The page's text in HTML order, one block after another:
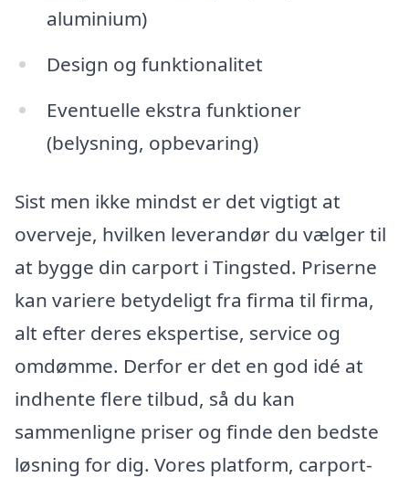
aluminium)
Design og funktionalitet
Eventuelle ekstra funktioner
(belysning, opbevaring)
Sist men ikke mindst er det vigtigt at
overveje, hvilken leverandør du vælger til
at bygge din carport i Tingsted. Priserne
kan variere betydeligt fra firma til firma,
alt efter deres ekspertise, service og
omdømme. Derfor er det en god idé at
indhente flere tilbud, så du kan
sammenligne priser og finde den bedste
løsning for dig. Vores platform, carport-